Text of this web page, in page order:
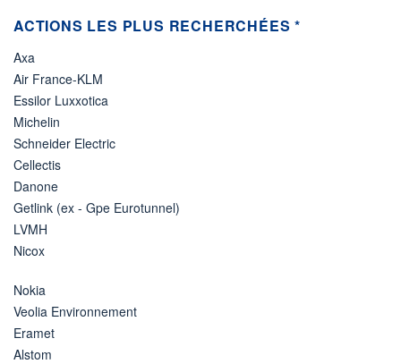
ACTIONS LES PLUS RECHERCHÉES *
Axa
Air France-KLM
Essilor Luxxotica
Michelin
Schneider Electric
Cellectis
Danone
Getlink (ex - Gpe Eurotunnel)
LVMH
Nicox
Nokia
Veolia Environnement
Eramet
Alstom